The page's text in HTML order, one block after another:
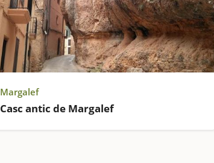
Margalef
Casc antic de Margalef